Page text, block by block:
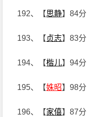
192、【思静】84分
193、【 贞志】83分
194、【楷儿】94分
195、【姝昭】98分
196、【家僖】87分